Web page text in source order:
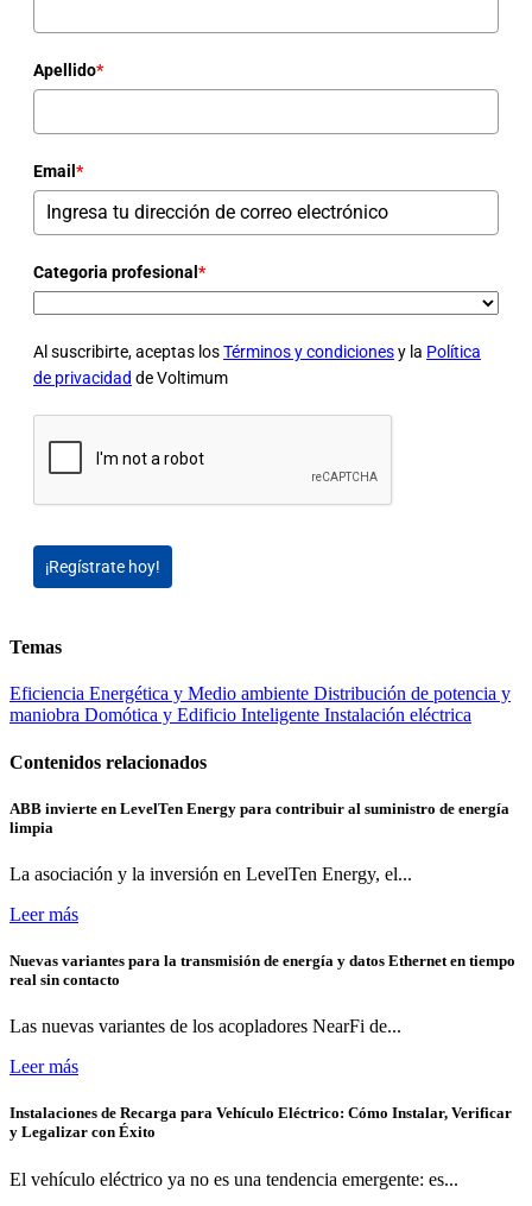
Apellido*
Email *
Categoria profesional *
Al suscribirte, aceptas losTérminos y condicionesy la Política
de privacidad de Voltimum
¡Regístrate hoy!
Temas
Eficiencia Energética y Medio ambiente Distribución de potencia y
maniobra Domótica y Edificio Inteligente Instalación eléctrica
Contenidos relacionados
ABB invierte en LevelTen Energy para contribuir al suministro de energía
limpia
La asociación y la inversión en LevelTen Energy, el...
Leer más
Nuevas variantes para la transmisión de energía y datos Ethernet en tiempo
real sin contacto
Las nuevas variantes de los acopladores NearFi de...
Leer más
Instalaciones de Recarga para Vehículo Eléctrico: Cómo Instalar, Verificar
y Legalizar con Éxito
El vehículo eléctrico ya no es una tendencia emergente: es...